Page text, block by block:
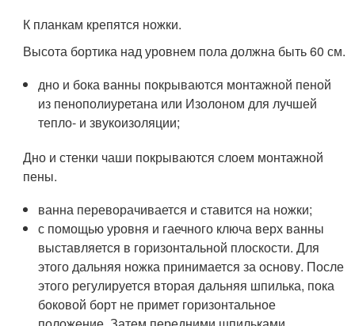
К планкам крепятся ножки.
Высота бортика над уровнем пола должна быть 60 см.
дно и бока ванны покрываются монтажной пеной
из пенополиуретана или Изолоном для лучшей
тепло- и звукоизоляции;
Дно и стенки чаши покрываются слоем монтажной
пены.
ванна переворачивается и ставится на ножки;
с помощью уровня и гаечного ключа верх ванны
выставляется в горизонтальной плоскости. Для
этого дальняя ножка принимается за основу. После
этого регулируется вторая дальняя шпилька, пока
боковой борт не примет горизонтальное